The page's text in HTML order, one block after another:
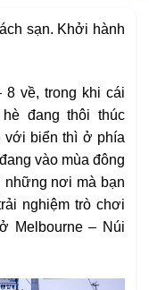
sạn. Khởi hành
8 về, trong khi cái
đang thôi thúc
với biểnthì ở phía
vào mùa đông
những nơi mà bạn
nghiệm trò chơi
Melbourne – Núi